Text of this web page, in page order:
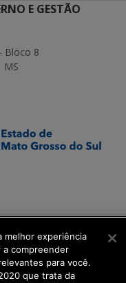
E GESTÃO
Bloco 8
MS
melhor experiência
a compreender
para você.
que trata da